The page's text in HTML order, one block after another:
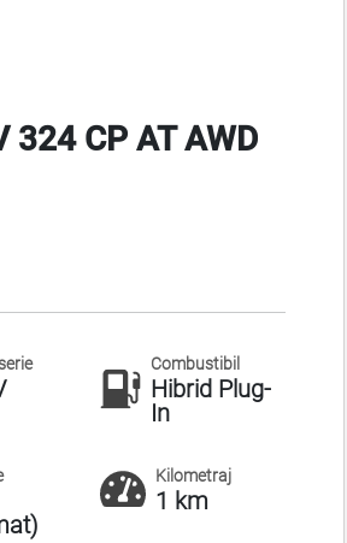
324 CP AT AWD
Combustibil
Hibrid Plug-
In
Kilometraj
1 km